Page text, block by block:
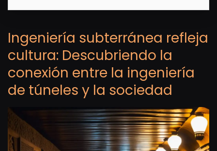
Ingeniería subterránea refleja
cultura: Descubriendo la
conexión entre la ingeniería
de túneles y la sociedad